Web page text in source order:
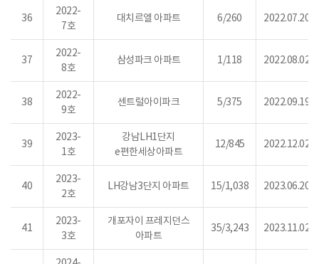
36
2022-
7호
대치르엘 아파트 6/260 2022.07.20.
37
2022-
8호
삼성파크 아파트 1/118 2022.08.02.
38
2022-
9호
센트럴아이파크 5/375 2022.09.19.
39
2023-
1호
강남LH1단지
e편한세상아파트
12/845 2022.12.02.
40
2023-
2호
LH강남3단지 아파트 15/1,038 2023.06.20.
41
2023-
3호
개포자이 프레지던스
아파트
35/3,243 2023.11.02.